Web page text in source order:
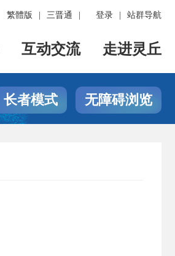
登录 站群导航
繁體版 三晋通
互动交流 走进灵丘
长者模式 无障碍浏览